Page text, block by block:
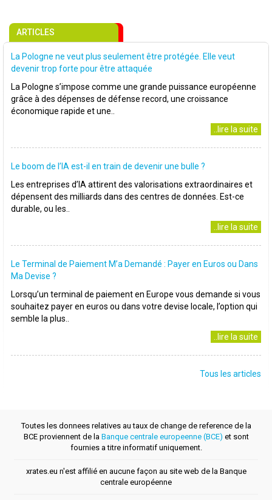
ARTICLES
La Pologne ne veut plus seulement être protégée. Elle veut
devenir trop forte pour être attaquée
La Pologne s’impose comme une grande puissance européenne
grâce à des dépenses de défense record, une croissance
économique rapide et une..
..lire la suite
Le boom de l’IA est-il en train de devenir une bulle ?
Les entreprises d’IA attirent des valorisations extraordinaires et
dépensent des milliards dans des centres de données. Est-ce
durable, ou les..
..lire la suite
Le Terminal de Paiement M’a Demandé : Payer en Euros ou Dans
Ma Devise ?
Lorsqu’un terminal de paiement en Europe vous demande si vous
souhaitez payer en euros ou dans votre devise locale, l’option qui
semble la plus..
..lire la suite
Tous les articles
Toutes les donnees relatives au taux de change de reference de la
BCE proviennent de la Banque centrale europeenne (BCE) et sont
fournies a titre informatif uniquement.
xrates.eu n'est affilié en aucune façon au site web de la Banque
centrale européenne